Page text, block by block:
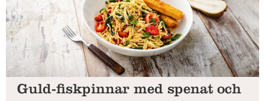
Guld-fiskpinnar med spenat och